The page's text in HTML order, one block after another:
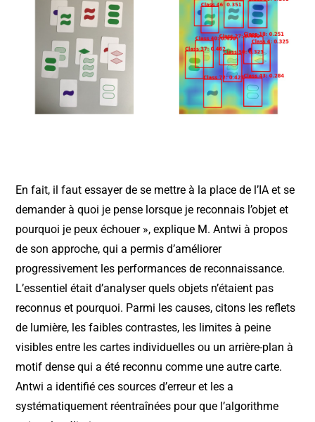
En fait, il faut essayer de se mettre à la place de l’IA et se
demander à quoi je pense lorsque je reconnais l’objet et
pourquoi je peux échouer », explique M. Antwi à propos
de son approche, qui a permis d’améliorer
progressivement les performances de reconnaissance.
L’essentiel était d’analyser quels objets n’étaient pas
reconnus et pourquoi. Parmi les causes, citons les reflets
de lumière, les faibles contrastes, les limites à peine
visibles entre les cartes individuelles ou un arrière-plan à
motif dense qui a été reconnu comme une autre carte.
Antwi a identifié ces sources d’erreur et les a
systématiquement réentraînées pour que l’algorithme